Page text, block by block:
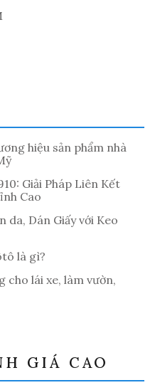
hiệu sản phẩm nhà
Giải Pháp Liên Kết
Cao
da, Dán Giấy với Keo
là gì?
cho lái xe, làm vườn,
GIÁ CAO